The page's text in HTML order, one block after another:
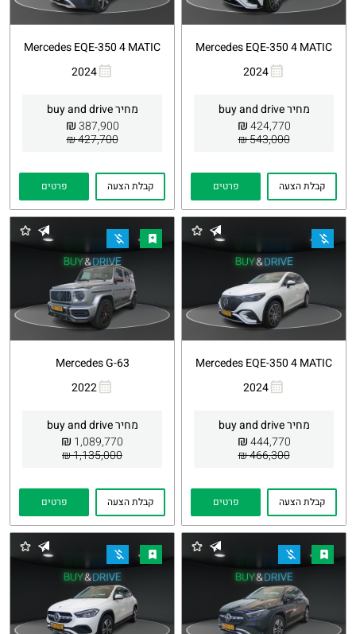
Mercedes EQE-350 4 MATIC
2024
מחיר buy and drive
424,770
₪
543,000 ₪
Whatsapp
קבלת הצעה פרטים
Mercedes EQE-350 4 MATIC
2024
מחיר buy and drive
387,900
₪
427,700 ₪
Whatsapp
קבלת הצעה פרטים
Mercedes EQE-350 4 MATIC
2024
מחיר buy and drive
444,770
₪
466,300 ₪
Whatsapp
קבלת הצעה פרטים
Mercedes G-63
2022
מחיר buy and drive
1,089,770
₪
1,135,000 ₪
Whatsapp
קבלת הצעה פרטים